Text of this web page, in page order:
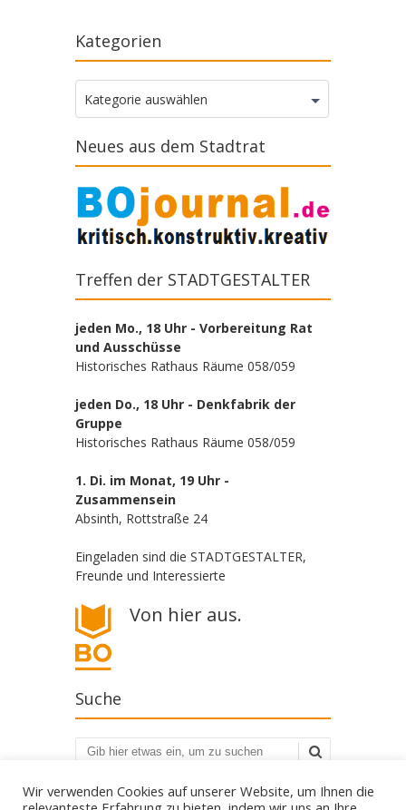
Kategorien
Kategorien
Kategorie auswählen
Neues aus dem Stadtrat
Treffen der STADTGESTALTER
jeden Mo., 18 Uhr - Vorbereitung Rat
und Ausschüsse
Historisches Rathaus Räume 058/059
jeden Do., 18 Uhr - Denkfabrik der
Gruppe
Historisches Rathaus Räume 058/059
1. Di. im Monat, 19 Uhr -
Zusammensein
Absinth, Rottstraße 24
Eingeladen sind die STADTGESTALTER,
Freunde und Interessierte
Von hier aus.
Suche
Suchen
Wir verwenden Cookies auf unserer Website, um Ihnen die